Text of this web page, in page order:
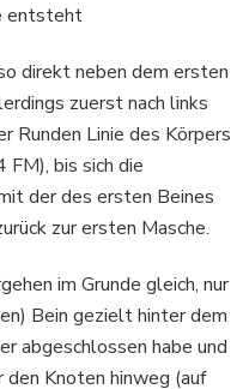
entsteht
direkt neben dem ersten
zuerst nach links
Runden Linie des Körpers
FM), bis sich die
der des ersten Beines
zur ersten Masche.
im Grunde gleich, nur
Bein gezielt hinter dem
abgeschlossen habe und
Knoten hinweg (auf